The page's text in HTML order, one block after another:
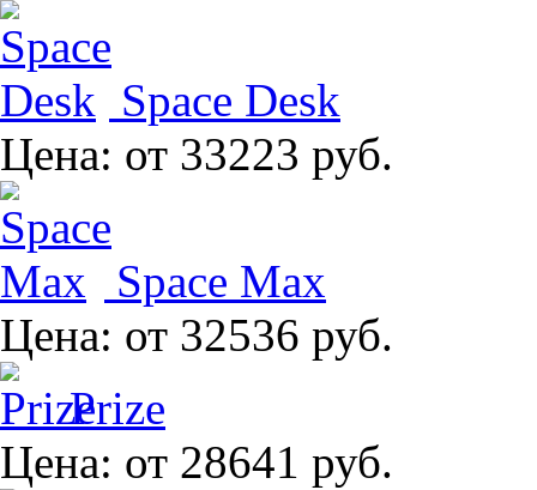
Space Desk
Цена: от 33223 руб.
Space Max
Цена: от 32536 руб.
Prize
Цена: от 28641 руб.